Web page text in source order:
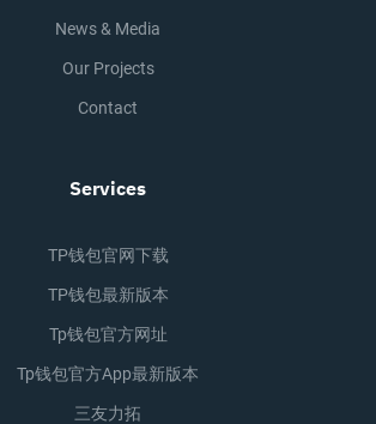
News & Media
Our Projects
Contact
Services
TP钱包官网下载
TP钱包最新版本
Tp钱包官方网址
Tp钱包官方app最新版本
三友力拓